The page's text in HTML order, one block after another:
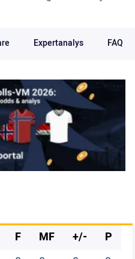
Expertanalys FAQ
F MF +/-
P